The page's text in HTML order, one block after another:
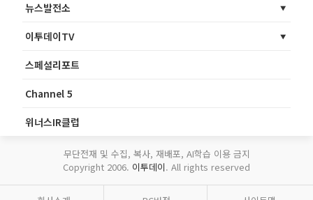
뉴스발전소
이투데이TV
스페셜리포트
Channel 5
위너스IR클럽
무단전재 및 수집, 복사, 재배포, AI학습 이용 금지
Copyright 2006. 이투데이. All rights reserved